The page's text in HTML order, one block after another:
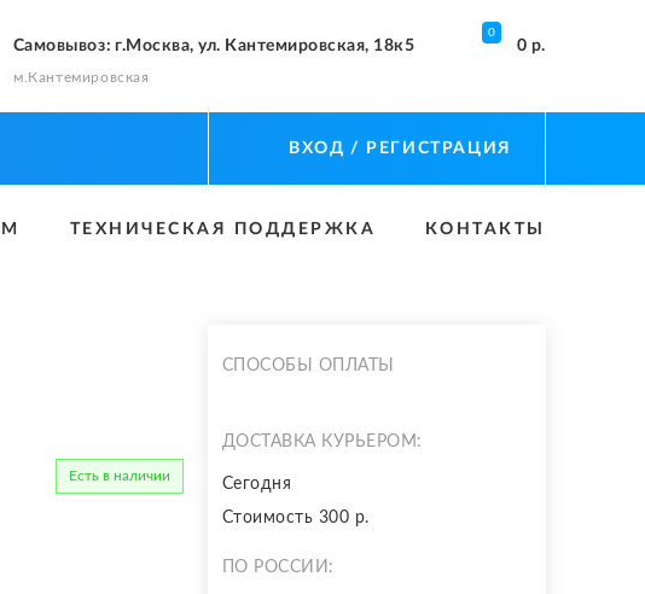
Самовывоз: г.Москва, ул. Кантемировская, 18к5
м.Кантемировская
0
0 р.
ВХОД/ РЕГИСТРАЦИЯ
ТЕХНИЧЕСКАЯ ПОДДЕРЖКА КОНТАКТЫ
Есть в наличии
СПОСОБЫ ОПЛАТЫ
ДОСТАВКА КУРЬЕРОМ:
Сегодня
Стоимость 300 р.
ПО РОССИИ: